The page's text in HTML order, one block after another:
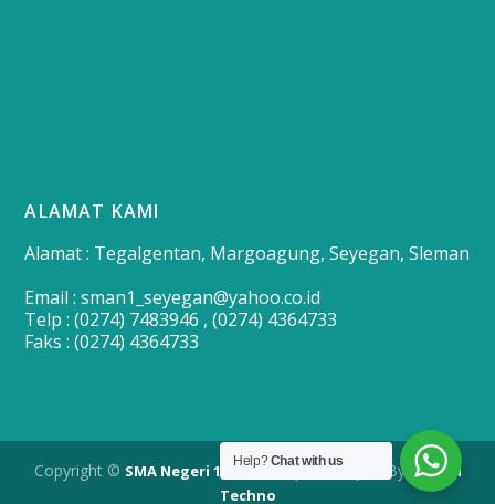
ALAMAT KAMI
Alamat : Tegalgentan, Margoagung, Seyegan, Sleman
Email : sman1_seyegan@yahoo.co.id
Telp : (0274) 7483946 , (0274) 4364733
Faks : (0274) 4364733
Copyright © SMA Negeri 1 Seyegan| Developed By Merapi
Techno
Help?Chat with us